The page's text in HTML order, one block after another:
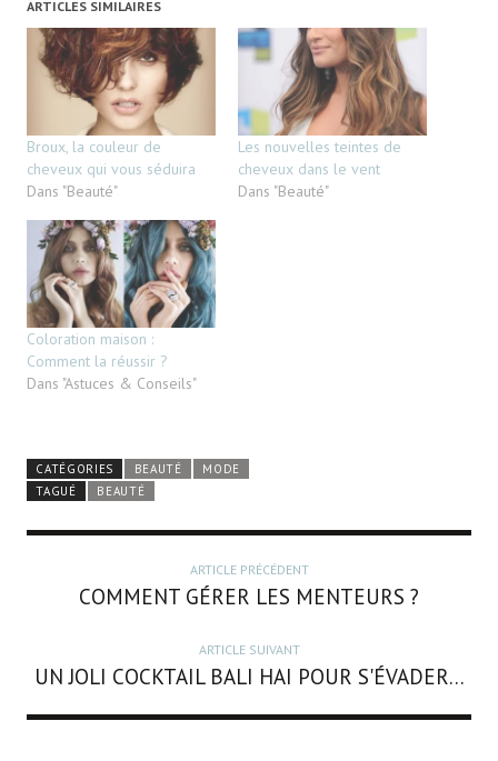
ARTICLES SIMILAIRES
Broux, la couleur de
cheveux qui vous séduira
Dans "Beauté"
Les nouvelles teintes de
cheveux dans le vent
Dans "Beauté"
Coloration maison :
Comment la réussir ?
Dans "Astuces & Conseils"
CATÉGORIES BEAUTÉ
MODE
TAGUÉ
BEAUTÉ
ARTICLE PRÉCÉDENT
COMMENT GÉRER LES MENTEURS ?
ARTICLE SUIVANT
UN JOLI COCKTAIL BALI HAI POUR S'ÉVADER...